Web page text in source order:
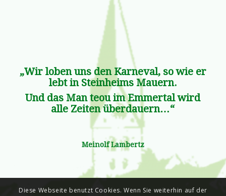
„Wir loben uns den Karneval, so wie er
lebt in Steinheims Mauern.
Und das Man teou im Emmertal wird
alle Zeiten überdauern…“
Meinolf Lambertz
Diese Webseite benutzt Cookies. Wenn Sie weiterhin auf der